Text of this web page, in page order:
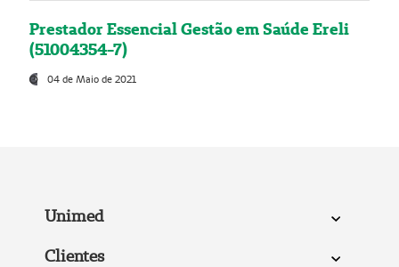
Prestador Essencial Gestão em Saúde Ereli
(51004354-7)
04 de Maio de 2021
Unimed
Clientes